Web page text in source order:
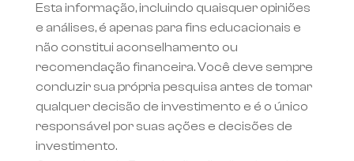
Esta informação, incluindo quaisquer opiniões
e análises, é apenas para fins educacionais e
não constitui aconselhamento ou
recomendação financeira. Você deve sempre
conduzir sua própria pesquisa antes de tomar
qualquer decisão de investimento e é o único
responsável por suas ações e decisões de
investimento.